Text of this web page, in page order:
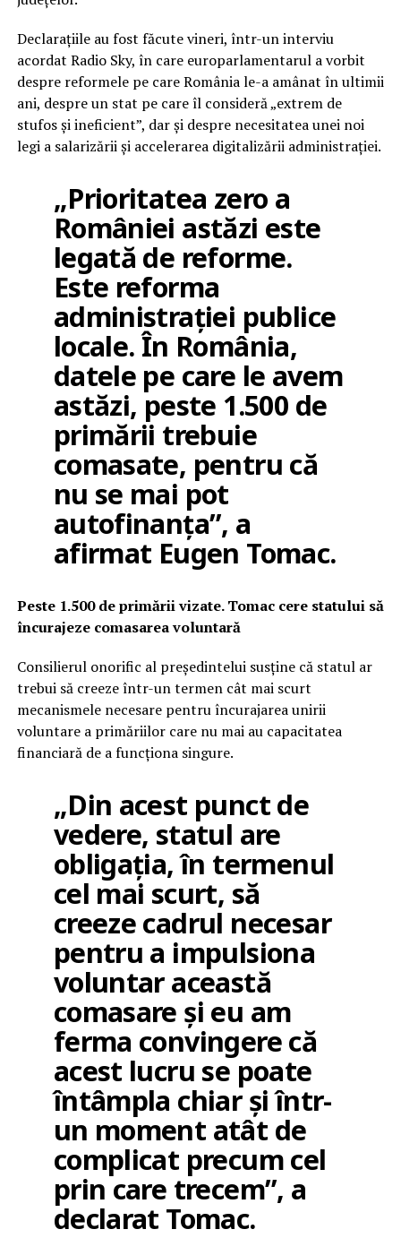
Declarațiile au fost făcute vineri, într-un interviu
acordat Radio Sky, în care europarlamentarul a vorbit
despre reformele pe care România le-a amânat în ultimii
ani, despre un stat pe care îl consideră „extrem de
stufos și ineficient”, dar și despre necesitatea unei noi
legi a salarizării și accelerarea digitalizării administrației.
„Prioritatea zero a
României astăzi este
legată de reforme.
Este reforma
administrației publice
locale. În România,
datele pe care le avem
astăzi, peste 1.500 de
primării trebuie
comasate, pentru că
nu se mai pot
autofinanța”, a
afirmat Eugen Tomac.
Peste 1.500 de primării vizate. Tomac cere statului să
încurajeze comasarea voluntară
Consilierul onorific al președintelui susține că statul ar
trebui să creeze într-un termen cât mai scurt
mecanismele necesare pentru încurajarea unirii
voluntare a primăriilor care nu mai au capacitatea
financiară de a funcționa singure.
„Din acest punct de
vedere, statul are
obligația, în termenul
cel mai scurt, să
creeze cadrul necesar
pentru a impulsiona
voluntar această
comasare și eu am
ferma convingere că
acest lucru se poate
întâmpla chiar și într-
un moment atât de
complicat precum cel
prin care trecem”, a
declarat Tomac.